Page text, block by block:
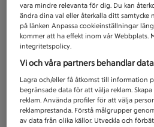
vara mindre relevanta för dig. Du kan
ändra dina val eller återkalla ditt samtycke
på länken Anpassa cookieinställningar
kommer att ha effekt inom vår Webbplats.
integritetspolicy.
Vi och våra partners behandlar
Lagra och/eller få åtkomst till information
begränsade data för att välja reklam.
reklam. Använda profiler för att välja
reklamprestanda. Förstå målgrupper
av data från olika källor. Utveckla och